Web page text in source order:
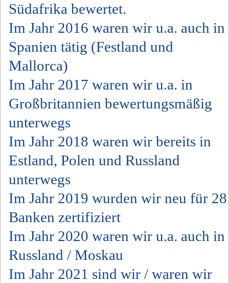
Südafrika bewertet.
Im Jahr 2016 waren wir u.a. auch in
Spanien tätig (Festland und
Mallorca)
Im Jahr 2017 waren wir u.a. in
Großbritannien bewertungsmäßig
unterwegs
Im Jahr 2018 waren wir bereits in
Estland, Polen und Russland
unterwegs
Im Jahr 2019 wurden wir neu für 28
Banken zertifiziert
Im Jahr 2020 waren wir u.a. auch in
Russland / Moskau
Im Jahr 2021 sind wir / waren wir